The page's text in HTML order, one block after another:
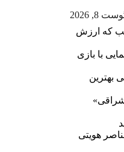
8, 2026
که ارزش
با بازی
بهترین
هویتی